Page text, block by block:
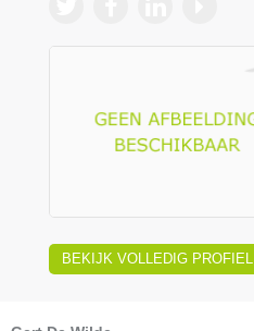
BEKIJK VOLLEDIG PROFIEL